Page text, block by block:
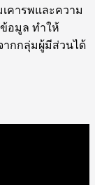
คารพและความ
อมูล ทำให้
ากกลุ่มผู้มีส่วนได้